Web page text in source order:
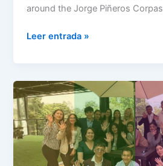
around the Jorge Piñeros Corpas
Leer entrada »
Aprendizaje
activo
para
futuros
médicos